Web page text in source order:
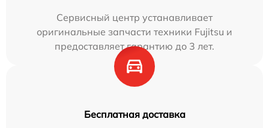
Сервисный центр устанавливает
оригинальные запчасти техники Fujitsu и
предоставляет гарантию до 3 лет.
Бесплатная доставка